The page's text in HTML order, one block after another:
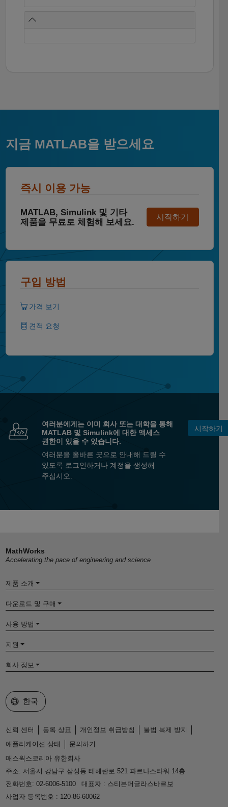
지금 MATLAB을 받으세요
즉시 이용 가능
MATLAB, Simulink 및 기타
제품을 무료로 체험해 보세요.
시작하기
구입 방법
가격 보기
견적 요청
여러분에게는 이미 회사 또는 대학을 통해
MATLAB 및 Simulink에 대한 액세스
권한이 있을 수 있습니다.
여러분을 올바른 곳으로 안내해 드릴 수
있도록 로그인하거나 계정을 생성해
주십시오.
시작하기
MathWorks
Accelerating the pace of engineering and science
제품 소개
다운로드 및 구매
사용 방법
지원
회사 정보
웹사이트 선택
한국
신뢰 센터 등록 상표 개인정보 취급방침
불법 복제 방지
애플리케이션 상태
문의하기
매스웍스코리아 유한회사
주소: 서울시 강남구 삼성동 테헤란로 521 파르나스타워 14층
전화번호: 02-6006-5100
대표자 : 스티븐더글라스바르보
사업자 등록번호 : 120-86-60062